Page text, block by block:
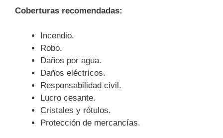
Coberturas recomendadas:
Incendio.
Robo.
Daños por agua.
Daños eléctricos.
Responsabilidad civil.
Lucro cesante.
Cristales y rótulos.
Protección de mercancías.